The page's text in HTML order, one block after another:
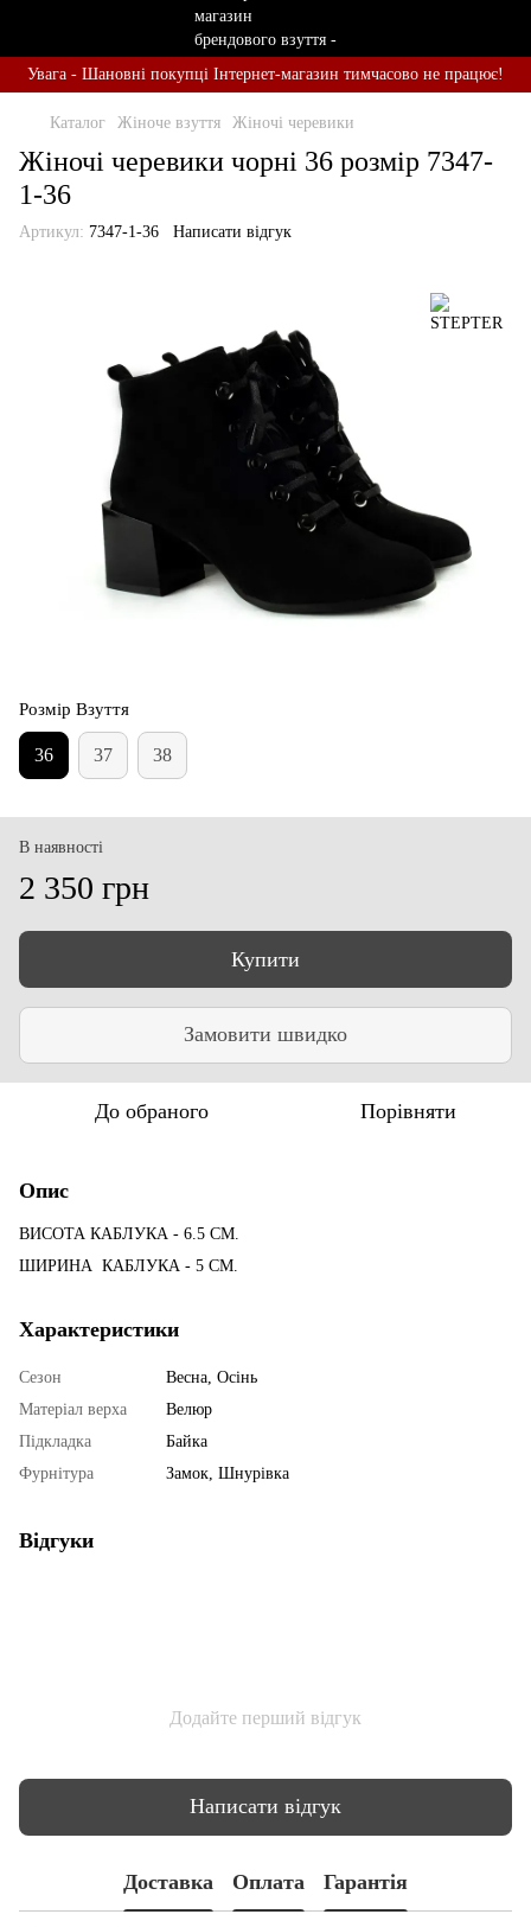
Увага - Шановні покупці Інтернет-магазин тимчасово не працює!
Каталог Жіноче взуття Жіночі черевики
Жіночі черевики чорні 36 розмір 7347-
1-36
Артикул: 7347-1-36 Написати відгук
Розмір Взуття
36 37 38
В наявності
2 350 грн
Купити
Замовити швидко
До обраного Порівняти
Опис
ВИСОТА КАБЛУКА - 6.5 СМ.
ШИРИНА КАБЛУКА - 5 СМ.
Характеристики
Сезон
Весна, Осінь
Матеріал верха
Велюр
Підкладка
Байка
Фурнітура
Замок, Шнурівка
Відгуки
Додайте перший відгук
Написати відгук
Доставка Оплата Гарантія